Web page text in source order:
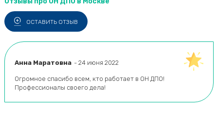
ОСТАВИТЬ ОТЗЫВ
Анна Маратовна - 24 июня 2022
Огромное спасибо всем, кто работает в ОН ДПО!
Профессионалы своего дела!